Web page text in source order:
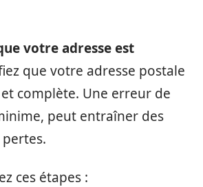
votre adresse est
que votre adresse postale
complète. Une erreur de
peut entraîner des
ces étapes :